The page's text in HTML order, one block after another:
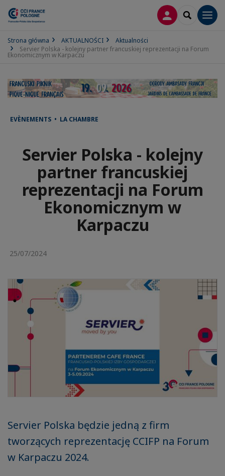
LOGOWANIE
SEARCH
Strona główna AKTUALNOŚCI
Aktualności
Servier Polska - kolejny partner francuskiej reprezentacji na Forum
Ekonomicznym w Karpaczu
EVÈNEMENTS • LA CHAMBRE
Servier Polska - kolejny
partner francuskiej
reprezentacji na Forum
Ekonomicznym w
Karpaczu
25/07/2024
Servier Polska będzie jedną z firm
tworzących reprezentację CCIFP na Forum
w Karpaczu 2024.